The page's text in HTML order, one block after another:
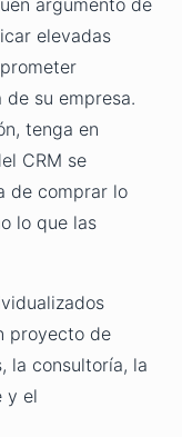
elevadas
su empresa.
tenga en
CRM se
de comprar lo
lo que las
proyecto de
la consultoría, la
y el